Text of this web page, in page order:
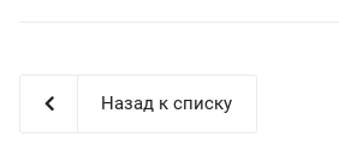
Назад к списку